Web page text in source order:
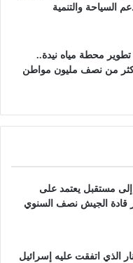
السياحة والتنمية
محطة مياه نيدة..
من نصف مليون مواطن
مستقبل يعتمد على
قادة الجيش نصف السنوي
الذي اتفقت عليه إسرائيل